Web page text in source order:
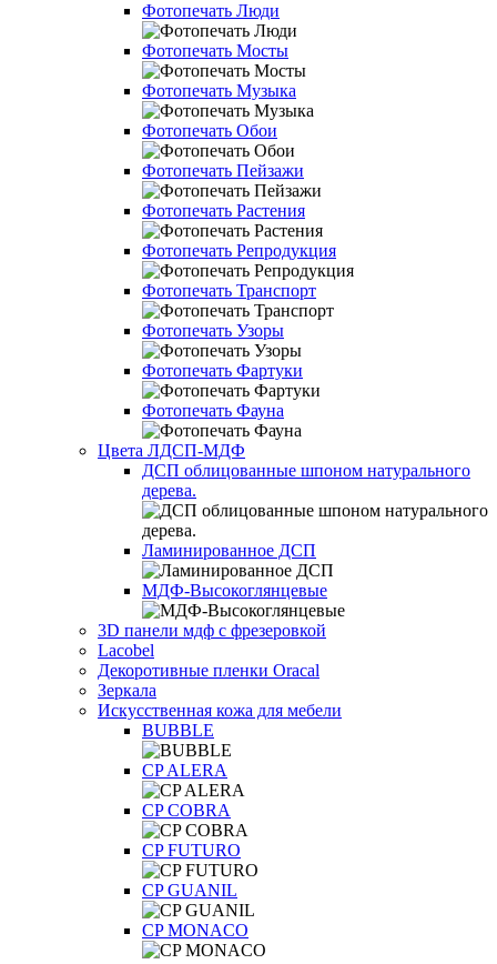
Фотопечать Люди
Фотопечать Мосты
Фотопечать Музыка
Фотопечать Обои
Фотопечать Пейзажи
Фотопечать Растения
Фотопечать Репродукция
Фотопечать Транспорт
Фотопечать Узоры
Фотопечать Фартуки
Фотопечать Фауна
Цвета ЛДСП-МДФ
ДСП облицованные шпоном натурального
дерева.
Ламинированное ДСП
МДФ-Высокоглянцевые
3D панели мдф с фрезеровкой
Lacobel
Декоротивные пленки Oracal
Зеркала
Искусственная кожа для мебели
BUBBLE
CP ALERA
CP COBRA
CP FUTURO
CP GUANIL
CP MONACO